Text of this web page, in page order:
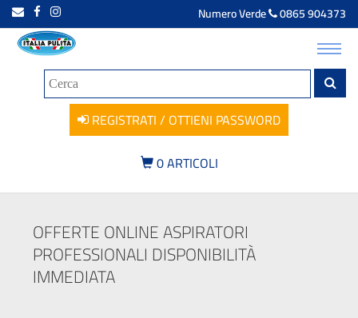
Numero Verde 0865 904373
REGISTRATI / OTTIENI PASSWORD
0ARTICOLI
OFFERTE ONLINE ASPIRATORI
PROFESSIONALI DISPONIBILITÀ
IMMEDIATA